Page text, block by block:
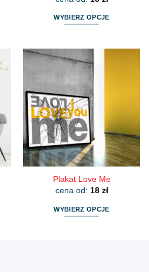
WYBIERZ OPCJE
ma
wiele
wariantów.
Opcje
można
wybrać
na
stronie
produktu
Plakat Love Me
cena od: 18 zł
WYBIERZ OPCJE